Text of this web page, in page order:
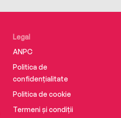
Legal
ANPC
Politica de
confidențialitate
Politica de cookie
Termeni și condiții